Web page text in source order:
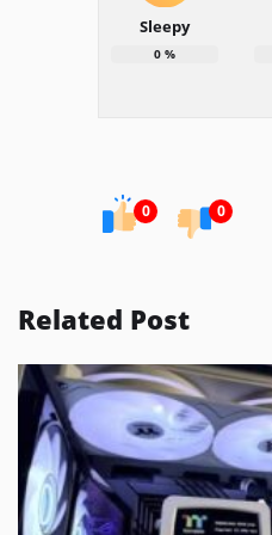
Sleepy
0%
0 0
Related Post